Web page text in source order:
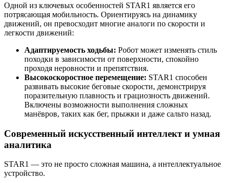
Одной из ключевых особенностей STAR1 является его
потрясающая мобильность. Ориентируясь на динамику
движений, он превосходит многие аналоги по скорости и
легкости движений:
Адаптируемость ходьбы: Робот может изменять стиль
походки в зависимости от поверхности, спокойно
проходя неровности и препятствия.
Высокоскоростное перемещение: STAR1 способен
развивать высокие беговые скорости, демонстрируя
поразительную плавность и грациозность движений.
Включены возможности выполнения сложных
манёвров, таких как бег, прыжки и даже сальто назад.
Современный искусственный интеллект и умная
аналитика
STAR1 — это не просто сложная машина, а интеллектуальное
устройство.